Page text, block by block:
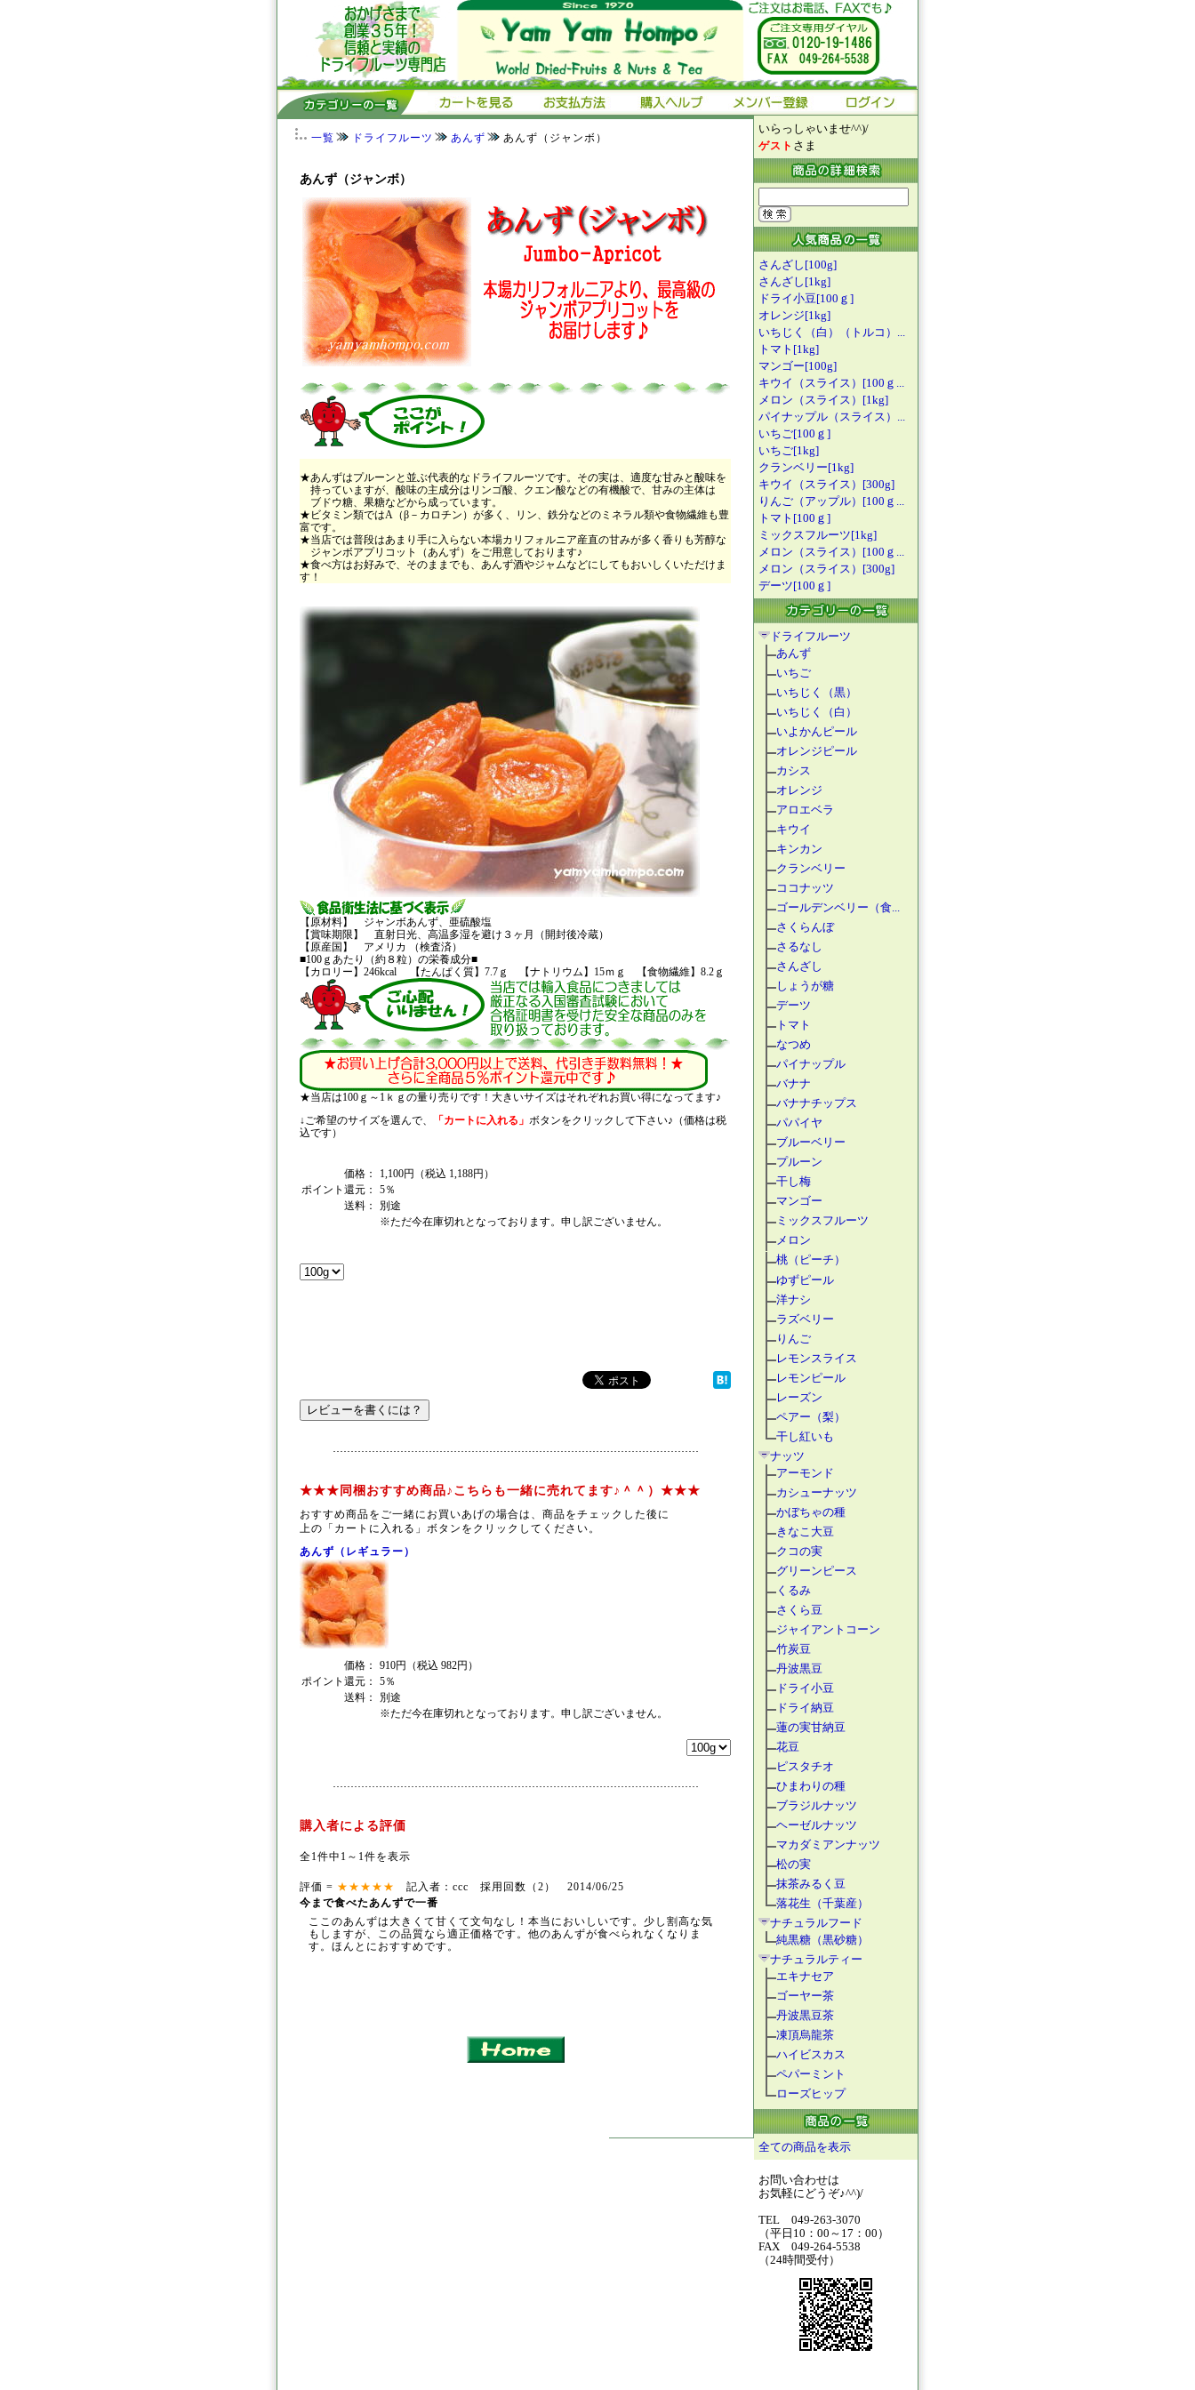
一覧 ドライフルーツ あんず あんず（ジャンボ）
あんず（ジャンボ）
★あんずはプルーンと並ぶ代表的なドライフルーツです。その実は、適度な甘みと酸味を
持っていますが、酸味の主成分はリンゴ酸、クエン酸などの有機酸で、甘みの主体は
ブドウ糖、果糖などから成っています。
★ビタミン類ではA（β－カロチン）が多く、リン、鉄分などのミネラル類や食物繊維も豊
富です。
★当店では普段はあまり手に入らない本場カリフォルニア産直の甘みが多く香りも芳醇な
ジャンボアプリコット（あんず）をご用意しております♪
★食べ方はお好みで、そのままでも、あんず酒やジャムなどにしてもおいしくいただけま
す！
【原材料】 ジャンボあんず、亜硫酸塩
【賞味期限】 直射日光、高温多湿を避け３ヶ月（開封後冷蔵）
【原産国】 アメリカ （検査済）
■100ｇあたり（約８粒）の栄養成分■
【カロリー】246kcal 【たんぱく質】7.7ｇ 【ナトリウム】15ｍｇ 【食物繊維】8.2ｇ
★当店は100ｇ～1ｋｇの量り売りです！大きいサイズはそれぞれお買い得になってます♪
↓ご希望のサイズを選んで、
「カートに入れる」 ボタンをクリックして下さい♪（価格は税
込です）
価格：
1,100円（税込 1,188円）
ポイント還元：
5％
送料：
別途
※ただ今在庫切れとなっております。申し訳ございません。
★★★同梱おすすめ商品♪こちらも一緒に売れてます♪＾＾）★★★
おすすめ商品をご一緒にお買いあげの場合は、商品をチェックした後に
上の「カートに入れる」ボタンをクリックしてください。
あんず（レギュラー）
価格：
910円（税込 982円）
ポイント還元：
5％
送料：
別途
※ただ今在庫切れとなっております。申し訳ございません。
購入者による評価
全1件中1～1件を表示
評価 = ★★★★★
記入者：ccc 採用回数（2） 2014/06/25
今まで食べたあんずで一番
ここのあんずは大きくて甘くて文句なし！本当においしいです。少し割 高な気
もしますが、この品質なら適正価格です。他のあんずが食べられなくなりま
す。ほんとにおすすめです。
いらっしゃいませ^^)/
ゲスト さま
さんざし[100g]
さんざし[1kg]
ドライ小豆[100ｇ ]
オレンジ[1kg]
いちじく（白）（ トルコ）...
トマト[1kg]
マンゴー[100g]
キウイ（スライス ）[100ｇ...
メロン（スライス ）[1kg]
パイナップル（スライス）...
いちご[100ｇ]
いちご[1kg]
クランベリー[1kg]
キウイ（スライス ）[300g]
りんご（アップル）[100ｇ...
トマト[100ｇ]
ミックスフルーツ[1kg]
メロン（スライス ）[100ｇ...
メロン（スライス ）[300g]
デーツ[100ｇ]
ドライフルーツ
あんず
いちご
いちじく（黒）
いちじく（白）
いよかんピール
オレンジピール
カシス
オレンジ
アロエベラ
キウイ
キンカン
クランベリー
ココナッツ
ゴールデンベリー（食...
さくらんぼ
さるなし
さんざし
しょうが糖
デーツ
トマト
なつめ
パイナップル
バナナ
バナナチップス
パパイヤ
ブルーベリー
プルーン
干し梅
マンゴー
ミックスフルーツ
メロン
桃（ピーチ）
ゆずピール
洋ナシ
ラズベリー
りんご
レモンスライス
レモンピール
レーズン
ペアー（梨）
干し紅いも
ナッツ
アーモンド
カシューナッツ
かぼちゃの種
きなこ大豆
クコの実
グリーンピース
くるみ
さくら豆
ジャイアントコーン
竹炭豆
丹波黒豆
ドライ小豆
ドライ納豆
蓮の実甘納豆
花豆
ピスタチオ
ひまわりの種
ブラジルナッツ
ヘーゼルナッツ
マカダミアンナッツ
松の実
抹茶みるく豆
落花生（千葉産）
ナチュラルフード
純黒糖（黒砂糖）
ナチュラルティー
エキナセア
ゴーヤー茶
丹波黒豆茶
凍頂烏龍茶
ハイビスカス
ペパーミント
ローズヒップ
全ての商品を表示
お問い合わせは
お気軽にどうぞ♪^^)/
TEL 049-263-3070
（平日10：00～17：00）
FAX 049-264-5538
（24時間受付）